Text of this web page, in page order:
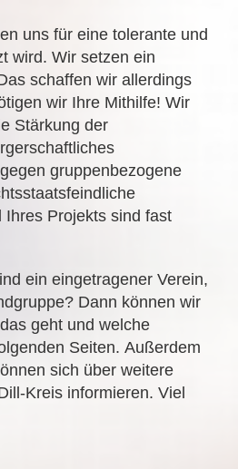
uns für eine tolerante und
wird. Wir setzen ein
schaffen wir allerdings
wir Ihre Mithilfe! Wir
Stärkung der
gruppenbezogene
Ihres Projekts sind fast
ein eingetragener Verein,
Dann können wir
geht und welche
Seiten. Außerdem
sich über weitere
Kreis informieren. Viel